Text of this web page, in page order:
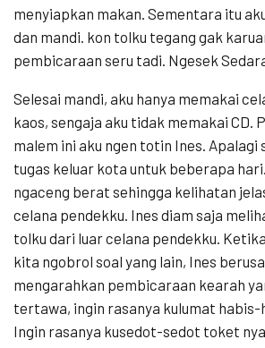
menyiapkan makan. Sementara itu
dan mandi. kon tolku tegang gak
pembicaraan seru tadi. Ngesek
Selesai mandi, aku hanya memakai
kaos, sengaja aku tidak memakai CD.
malem ini aku ngen totin Ines. Apalagi
tugas keluar kota untuk beberapa
ngaceng berat sehingga kelihatan
celana pendekku. Ines diam saja
tolku dari luar celana pendekku.
kita ngobrol soal yang lain, Ines
mengarahkan pembicaraan kearah
tertawa, ingin rasanya kulumat habis-
Ingin rasanya kusedot-sedot toket